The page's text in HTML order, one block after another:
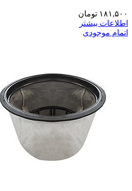
۱۸۱,۵۰۰ تومان
اطلاعات بیشتر
اتمام موجودی